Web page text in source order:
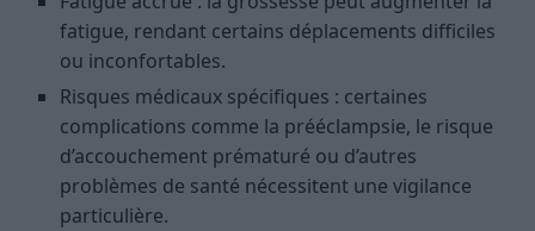
fatigue, rendant certains déplacements difficiles
ou inconfortables.
Risques médicaux spécifiques : certaines
complications comme la prééclampsie, le risque
d’accouchement prématuré ou d’autres
problèmes de santé nécessitent une vigilance
particulière.